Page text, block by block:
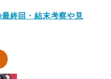
終回・結末考察や見